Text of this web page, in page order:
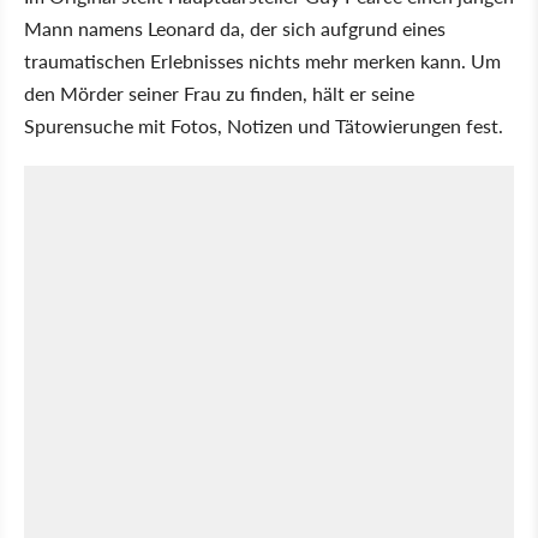
Mann namens Leonard da, der sich aufgrund eines
traumatischen Erlebnisses nichts mehr merken kann. Um
den Mörder seiner Frau zu finden, hält er seine
Spurensuche mit Fotos, Notizen und Tätowierungen fest.